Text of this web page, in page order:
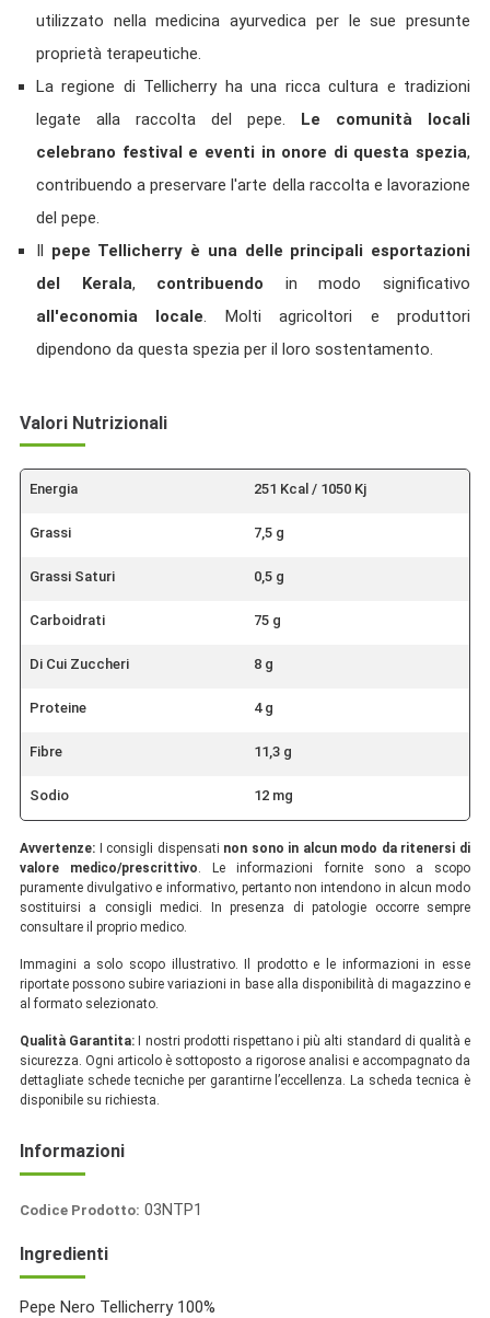
utilizzato nella medicina ayurvedica per le sue presunte
proprietà terapeutiche.
La regione di Tellicherry ha una ricca cultura e tradizioni
legate alla raccolta del pepe. Le comunità locali
celebrano festival e eventi in onore di questa spezia,
contribuendo a preservare l'arte della raccolta e lavorazione
del pepe.
Il pepe Tellicherry è una delle principali esportazioni
del Kerala, contribuendo in modo significativo
all'economia locale. Molti agricoltori e produttori
dipendono da questa spezia per il loro sostentamento.
Valori Nutrizionali
Energia 251 Kcal / 1050 Kj
Grassi 7,5 g
Grassi Saturi 0,5 g
Carboidrati 75 g
Di Cui Zuccheri 8 g
Proteine 4 g
Fibre 11,3 g
Sodio 12 mg
Avvertenze: I consigli dispensati non sono in alcun modo da ritenersi di
valore medico/prescrittivo. Le informazioni fornite sono a scopo
puramente divulgativo e informativo, pertanto non intendono in alcun modo
sostituirsi a consigli medici. In presenza di patologie occorre sempre
consultare il proprio medico.
Immagini a solo scopo illustrativo. Il prodotto e le informazioni in esse
riportate possono subire variazioni in base alla disponibilità di magazzino e
al formato selezionato.
Qualità Garantita: I nostri prodotti rispettano i più alti standard di qualità e
sicurezza. Ogni articolo è sottoposto a rigorose analisi e accompagnato da
dettagliate schede tecniche per garantirne l’eccellenza. La scheda tecnica è
disponibile su richiesta.
Informazioni
Codice Prodotto: 03NTP1
Spezie
Ingredienti
Pepe Nero Tellicherry 100%